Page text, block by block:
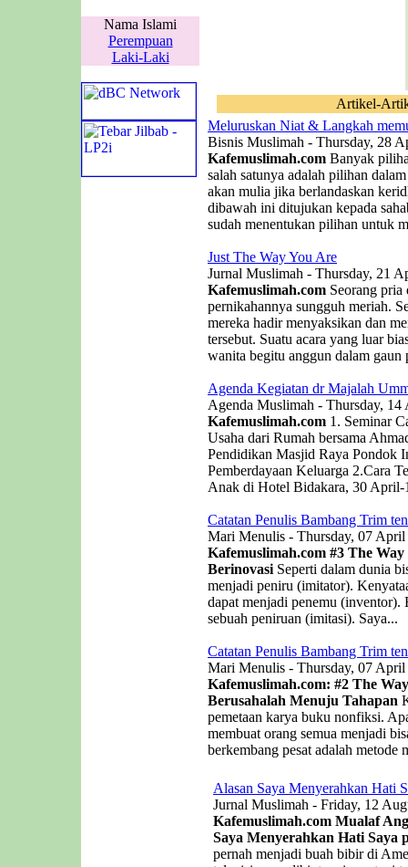
Nama Islami
Perempuan
Laki-Laki
Artikel-
Meluruskan Niat & Langkah
Bisnis Muslimah - Thursday, 28
Kafemuslimah.com Banyak
salah satunya adalah pilihan
akan mulia jika berlandaskan
dibawah ini ditujukan kepada
sudah menentukan pilihan untuk
Just The Way You Are
Jurnal Muslimah - Thursday, 21
Kafemuslimah.com Seorang pria
pernikahannya sungguh meriah.
mereka hadir menyaksikan dan
tersebut. Suatu acara yang luar
wanita begitu anggun dalam gaun
Agenda Kegiatan dr Majalah
Agenda Muslimah - Thursday, 14
Kafemuslimah.com 1. Seminar
Usaha dari Rumah bersama
Pendidikan Masjid Raya Pondok
Pemberdayaan Keluarga 2.Cara
Anak di Hotel Bidakara, 30
Catatan Penulis Bambang Trim
Mari Menulis - Thursday, 07 April
Kafemuslimah.com #3 The
Berinovasi Seperti dalam dunia
menjadi peniru (imitator).
dapat menjadi penemu
sebuah peniruan (imitasi). Saya...
Catatan Penulis Bambang Trim
Mari Menulis - Thursday, 07 April
Kafemuslimah.com: #2 The
Berusahalah Menuju Tahapan
pemetaan karya buku nonfiksi.
membuat orang semua menjadi
berkembang pesat adalah metode
Alasan Saya Menyerahkan Hati
Jurnal Muslimah - Friday, 12
Kafemuslimah.com Mualaf
Saya Menyerahkan Hati Saya
pernah menjadi buah bibir di